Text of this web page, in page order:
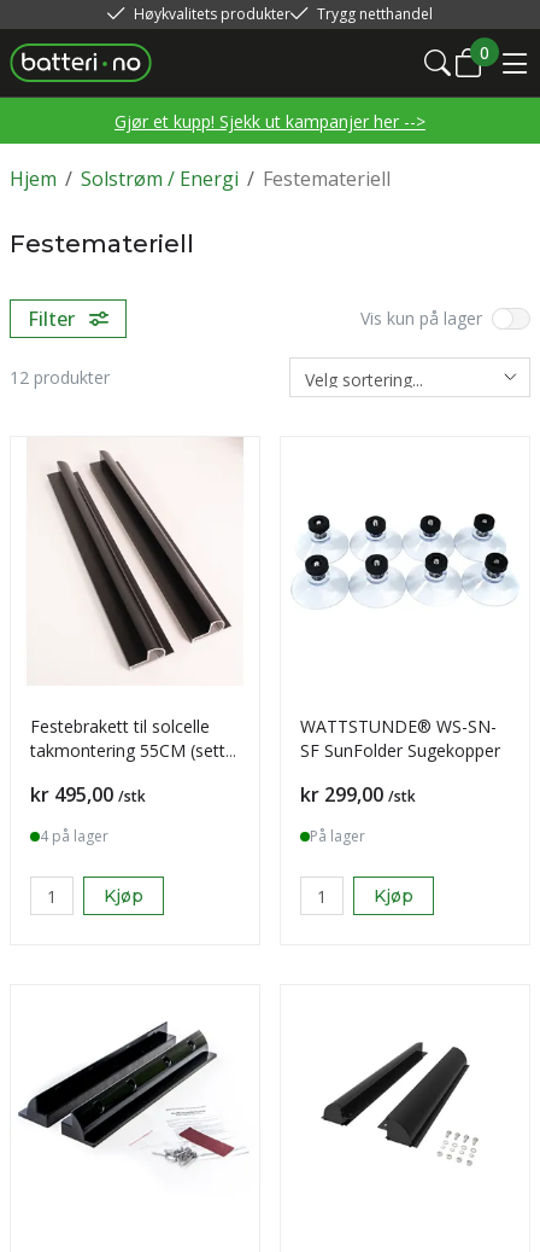
Høykvalitets produkter Trygg netthandel
0
Gjør et kupp! Sjekk ut kampanjer her -->
/
Hjem /
Solstrøm / Energi Festemateriell
Festemateriell
Filter Vis kun på lager
12 produkter
Festebrakett til solcelle
takmontering 55CM (sett)
Pris
kr 495,00 /stk
4 på lager
Kjøp
WATTSTUNDE® WS-SN-
SF SunFolder Sugekopper
Pris
kr 299,00 /stk
På lager
Kjøp